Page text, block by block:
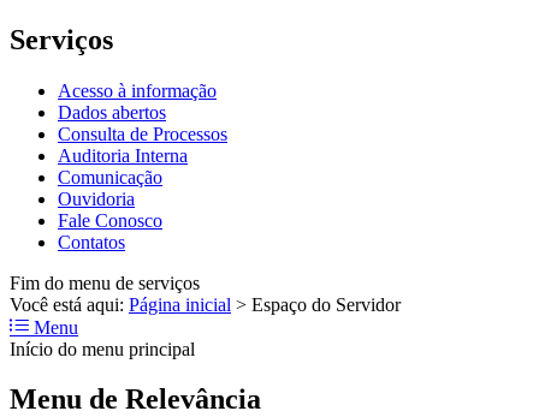
Serviços
Acesso à informação
Dados abertos
Consulta de Processos
Auditoria Interna
Comunicação
Ouvidoria
Fale Conosco
Contatos
Fim do menu de serviços
Você está aqui: Página inicial > Espaço do Servidor
Menu
Início do menu principal
Menu de Relevância